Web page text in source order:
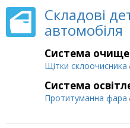
Складові
автомобіля
Система
Щітки склоочисника
Система
Протитуманна фара